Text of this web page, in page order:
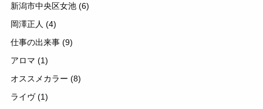
新潟市中央区女池 (6)
岡澤正人 (4)
仕事の出来事 (9)
アロマ (1)
オススメカラー (8)
ライヴ(1)